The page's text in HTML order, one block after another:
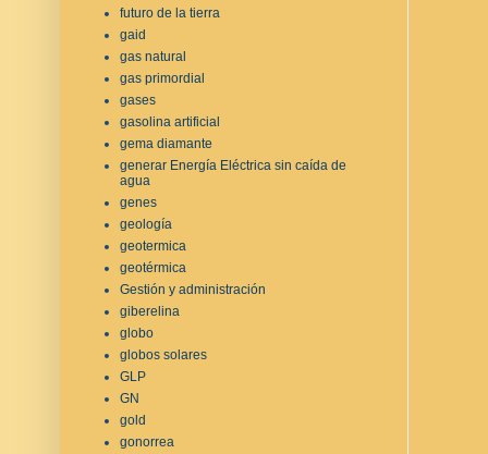
futuro de la tierra
gaid
gas natural
gas primordial
gases
gasolina artificial
gema diamante
generar Energía Eléctrica sin caída de
agua
genes
geología
geotermica
geotérmica
Gestión y administración
giberelina
globo
globos solares
GLP
GN
gold
gonorrea